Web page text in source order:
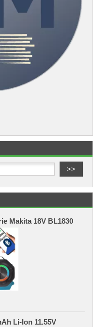
Makita 18V BL1830
Li-Ion 11.55V